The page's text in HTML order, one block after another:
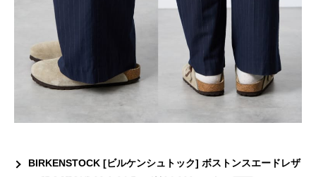
BIRKENSTOCK [ビルケンシュトック] ボストンスエードレザ